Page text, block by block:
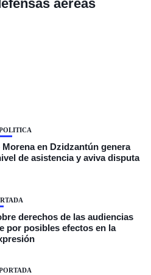
aéreas
Morena en Dzidzantún genera
de asistencia y aviva disputa
derechos de las audiencias
por posibles efectos en la